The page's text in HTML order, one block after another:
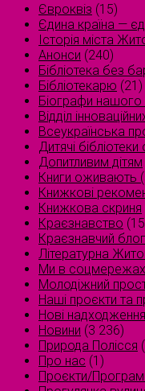
Євроквіз (15)
Єдина країна —
Історія міста
Анонси (240)
Бібліотека без
Бібліотекарю (21)
Біографи
Відділ
Всеукраїнська
Дитячі бібліотеки
Допитливим дітям
Книги оживають
Книжкові
Книжкова скриня
Краєзнавство
Краєзнавчий блог
Літературна
Ми в соцмережах
Молодіжний
Наші проєкти та
Нові надходження
Новини (3 236)
Природа Полісся
Про нас (1)
Проєкти/